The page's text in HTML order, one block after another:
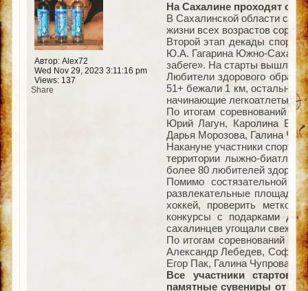
Автор: Alex72
Wed Nov 29, 2023 3:11:16 pm
Views: 137
Share
На Сахалине проходят
В Сахалинской области
жизни всех возрастов
Второй этап декады
Ю.А. Гагарина Южно-
забеге». На старты вышли
Любители здорового
51+ бежали 1 км, остальные
начинающие легкоатлеты,
По итогам соревнований
Юрий Лагун, Каролина
Дарья Морозова, Галина
Накануне участники
территории лыжно-
более 80 любителей
Помимо состязательной
развлекательные
хоккей, проверить
конкурсы с подарками
сахалинцев угощали
По итогам соревнований
Александр Лебедев, Софья
Егор Пак, Галина Чупрова,
Все участники стартов
памятные сувениры от